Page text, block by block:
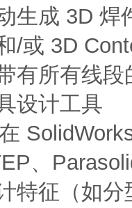
生成 3D 焊
/或 3D
有所有线
设计工具
、
特征（如